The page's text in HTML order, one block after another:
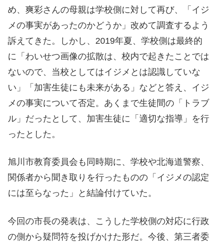
め、爽彩さんの母親は学校側に対して再び、「イジ
メの事実があったのかどうか」改めて調査するよう
訴えてきた。しかし、2019年夏、学校側は最終的
に「わいせつ画像の拡散は、校内で起きたことでは
ないので、当校としてはイジメとは認識していな
い」「加害生徒にも未来がある」などと答え、イジ
メの事実について否定。あくまで生徒間の「トラブ
ル」だったとして、加害生徒に「適切な指導」を行
ったとした。
旭川市教育委員会も同時期に、学校や北海道警察、
関係者から聞き取りを行ったものの「イジメの認定
には至らなった」と結論付けていた。
今回の市長の発表は、こうした学校側の対応に行政
の側から疑問符を投げかけた形だ。今後、第三者委